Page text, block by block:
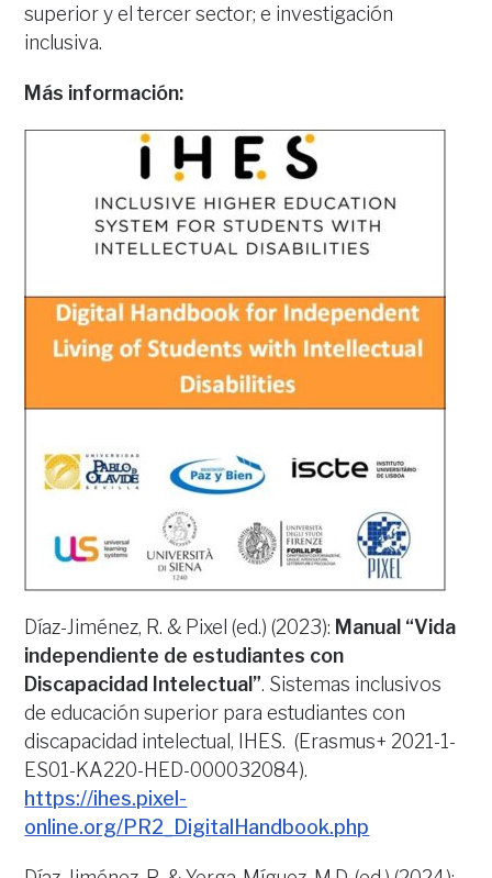
superior y el tercer sector; e investigación
inclusiva.
Más información:
Díaz-Jiménez, R. & Pixel (ed.) (2023): Manual “Vida
independiente de estudiantes con
Discapacidad Intelectual”. Sistemas inclusivos
de educación superior para estudiantes con
discapacidad intelectual, IHES. (Erasmus+ 2021-1-
ES01-KA220-HED-000032084).
https://ihes.pixel-
online.org/PR2_DigitalHandbook.php